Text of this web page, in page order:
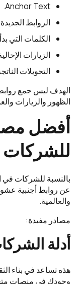
Anchor Text.
الروابط
الكلمات التي
الزيارات
التحويلات
الهدف ليس جمع
الظهور والزيارات
أفضل
للشركات
بالنسبة للشركات في
عن روابط أجنبية
والعالمية.
مصادر مفيدة:
أدلة
هذه تساعد في بناء
وجودك في منصات